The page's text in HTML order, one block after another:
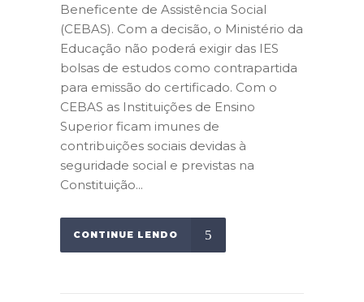
Beneficente de Assistência Social
(CEBAS). Com a decisão, o Ministério da
Educação não poderá exigir das IES
bolsas de estudos como contrapartida
para emissão do certificado. Com o
CEBAS as Instituições de Ensino
Superior ficam imunes de
contribuições sociais devidas à
seguridade social e previstas na
Constituição...
CONTINUE LENDO